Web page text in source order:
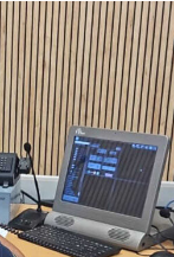
per
prevenzione
e illegalità,
di una Cabina
compiti di
a fronte di